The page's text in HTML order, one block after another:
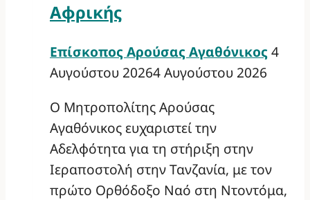
Αφρικής
Επίσκοπος Αρούσας Αγαθόνικος4
Αυγούστου 20264 Αυγούστου 2026
Ο Μητροπολίτης Αρούσας
Αγαθόνικος ευχαριστεί την
Αδελφότητα για τη στήριξη στην
Ιεραποστολή στην Τανζανία, με τον
πρώτο Ορθόδοξο Ναό στη Ντοντόμα,